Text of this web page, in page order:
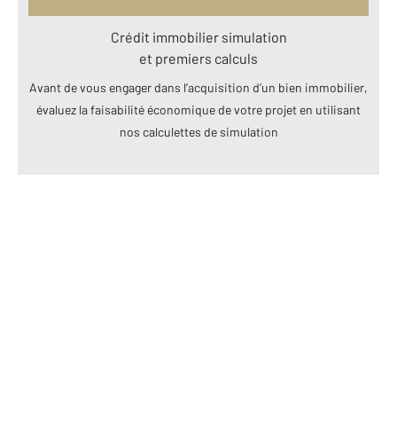
Crédit immobilier simulation
et premiers calculs
Avant de vous engager dans l’acquisition d’un bien immobilier,
évaluez la faisabilité économique de votre projet en utilisant
nos calculettes de simulation